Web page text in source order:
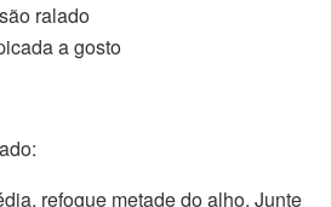
ralado
a gosto
refogue metade do alho. Junte